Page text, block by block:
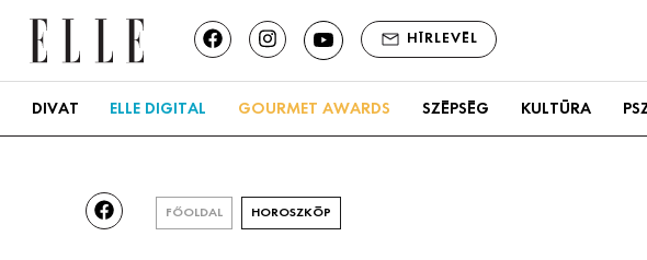
HÍRLEVÉL
DIVAT ELLE DIGITAL GOURMET AWARDS SZÉPSÉG KULTÚRA
FŐOLDAL HOROSZKÓP